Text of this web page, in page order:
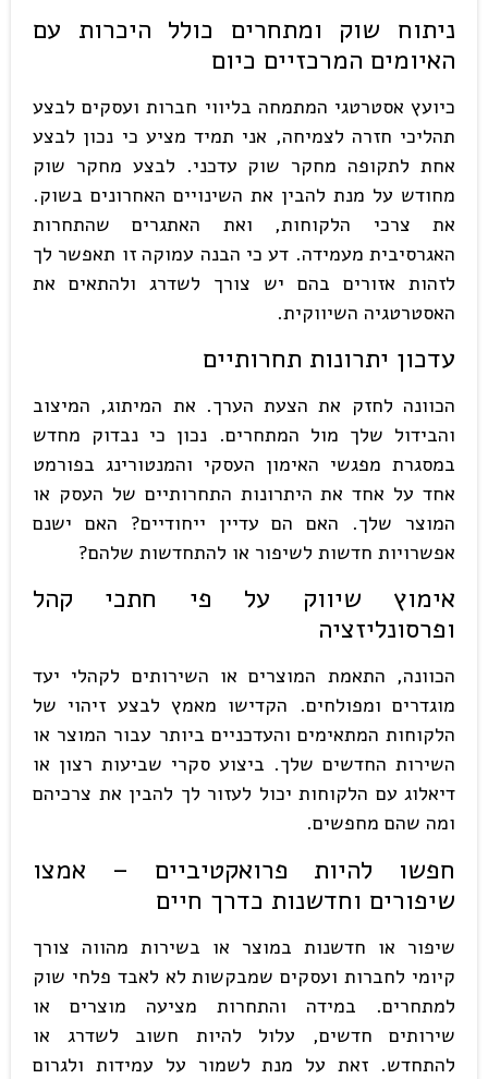
ניתוח שוק ומתחרים כולל היכרות עם
האיומים המרכזיים כיום
כיועץ אסטרטגי המתמחה בליווי חברות ועסקים לבצע
תהליכי חזרה לצמיחה, אני תמיד מציע כי נכון לבצע
אחת לתקופה מחקר שוק עדכני. לבצע מחקר שוק
מחודש על מנת להבין את השינויים האחרונים בשוק.
את צרכי הלקוחות, ואת האתגרים שהתחרות
האגרסיבית מעמידה. דע כי הבנה עמוקה זו תאפשר לך
לזהות אזורים בהם יש צורך לשדרג ולהתאים את
האסטרטגיה השיווקית.
עדכון יתרונות תחרותיים
הכוונה לחזק את הצעת הערך. את המיתוג, המיצוב
והבידול שלך מול המתחרים. נכון כי נבדוק מחדש
במסגרת מפגשי האימון העסקי והמנטורינג בפורמט
אחד על אחד את היתרונות התחרותיים של העסק או
המוצר שלך. האם הם עדיין ייחודיים? האם ישנם
אפשרויות חדשות לשיפור או להתחדשות שלהם?
אימוץ שיווק על פי חתכי קהל
ופרסונליזציה
הכוונה, התאמת המוצרים או השירותים לקהלי יעד
מוגדרים ומפולחים. הקדישו מאמץ לבצע זיהוי של
הלקוחות המתאימים והעדכניים ביותר עבור המוצר או
השירות החדשים שלך. ביצוע סקרי שביעות רצון או
דיאלוג עם הלקוחות יכול לעזור לך להבין את צרכיהם
ומה שהם מחפשים.
חפשו להיות פרואקטיביים – אמצו
שיפורים וחדשנות כדרך חיים
שיפור או חדשנות במוצר או בשירות מהווה צורך
קיומי לחברות ועסקים שמבקשות לא לאבד פלחי שוק
למתחרים. במידה והתחרות מציעה מוצרים או
שירותים חדשים, עלול להיות חשוב לשדרג או
להתחדש. זאת על מנת לשמור על עמידות ולגרום